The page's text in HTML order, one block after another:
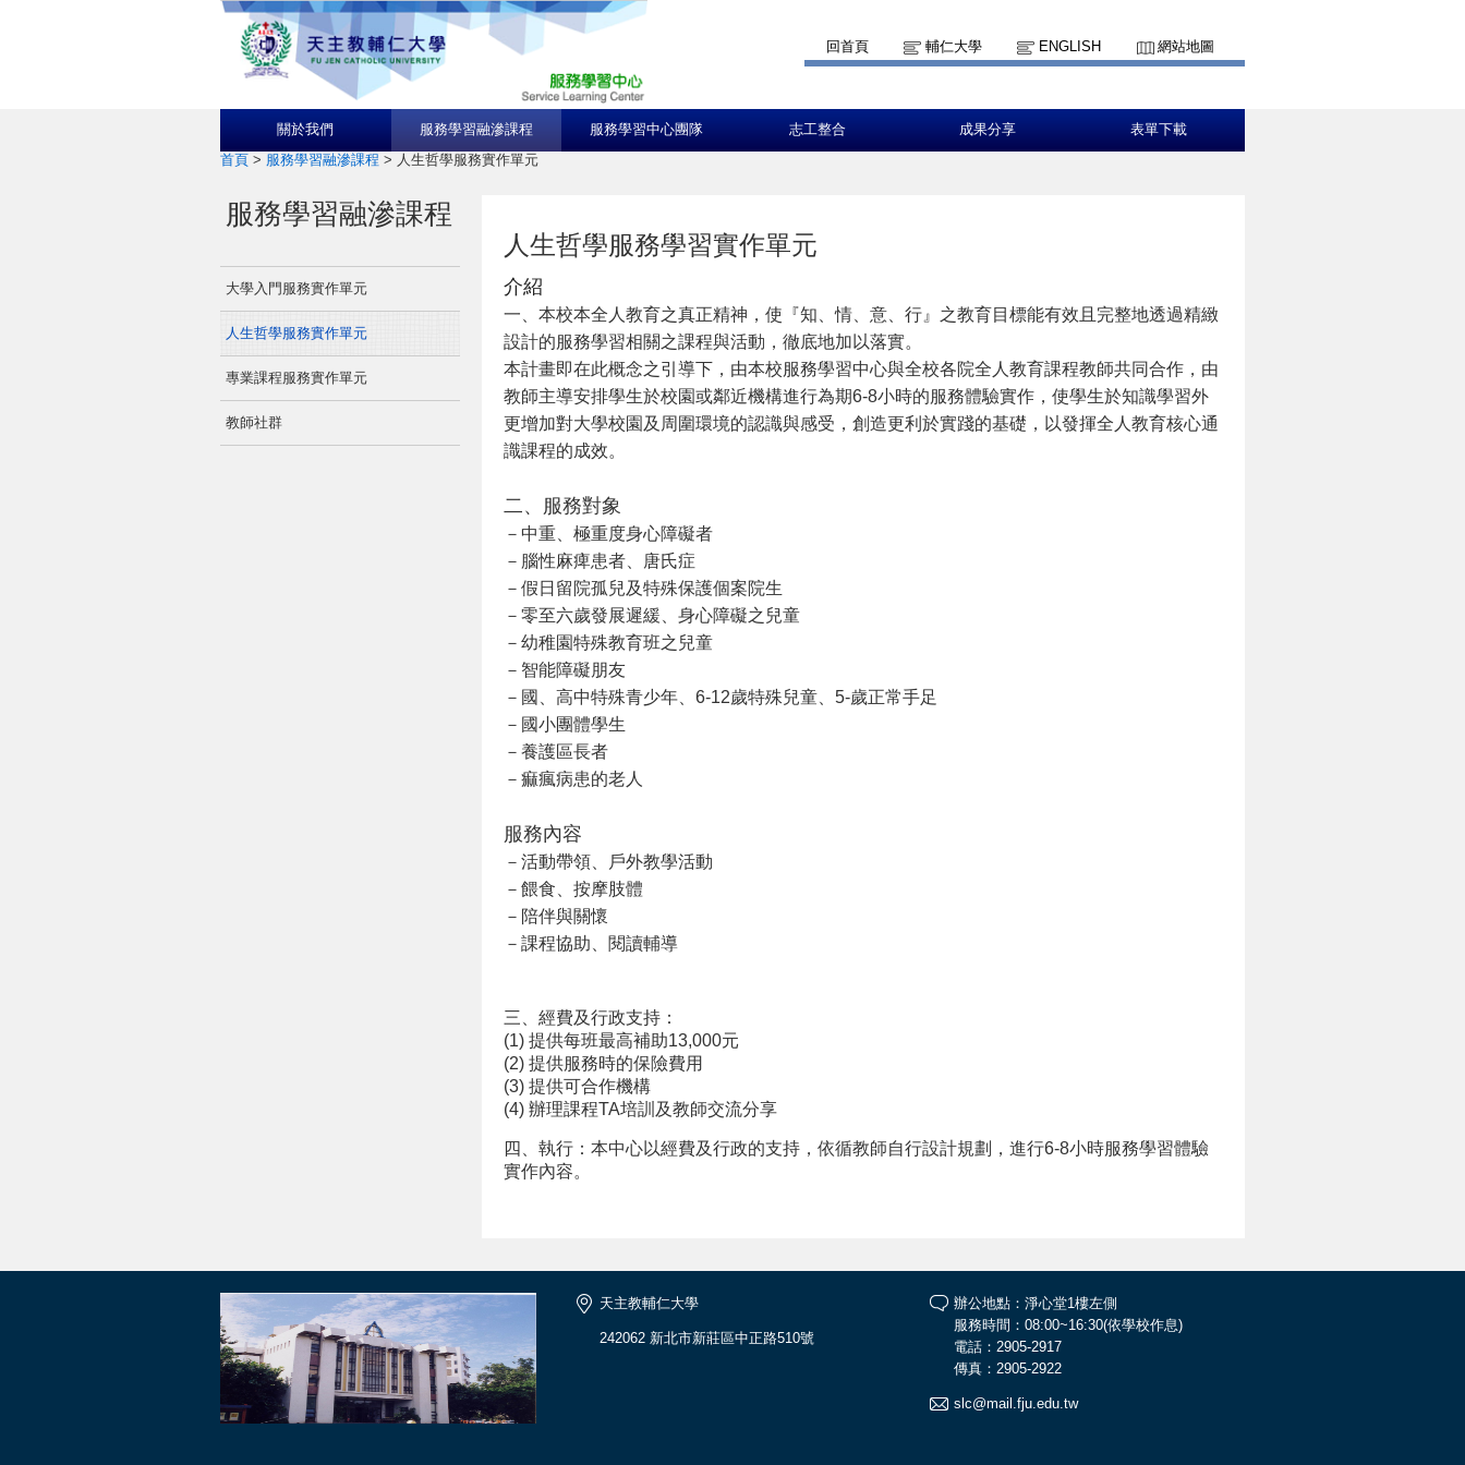
回首頁 輔仁大學 ENGLISH 網站地圖
關於我們 服務學習融滲課程 服務學習中心團隊 志工整合 成果分享 表單下載
首頁 > 服務學習融滲課程 > 人生哲學服務實作單元
服務學習融滲課程
大學入門服務實作單元
人生哲學服務實作單元
專業課程服務實作單元
教師社群
人生哲學服務學習實作單元
介紹
一、本校本全人教育之真正精神，使『知、情、意、行』之教育目標能有效且完整地透過精緻
設計的服務學習相關之課程與活動，徹底地加以落實。
本計畫即在此概念之引導下，由本校服務學習中心與全校各院全人教育課程教師共同合作，由
教師主導安排學生於校園或鄰近機構進行為期6-8小時的服務體驗實作， 使學生於知識學習外
更增加對大學校園及周圍環境的認識與感受，創造更利於實踐的基礎，以發揮全人教育核心通
識課程的成效。
二、服務對象
－中重、極重度身心障礙者
－腦性麻痺患者、唐氏症
－假日留院孤兒及特殊保護個案院生
－零至六歲發展遲緩、身心障礙之兒童
－幼稚園特殊教育班之兒童
－智能障礙朋友
－國、高中特殊青少年、6-12歲特殊兒童、5-歲正常手足
－國小團體學生
－養護區長者
－痲瘋病患的老人
服務內容
－活動帶領、戶外教學活動
－餵食、按摩肢體
－陪伴與關懷
－課程協助、閱讀輔導
三、經費及行政支持：
(1) 提供每班最高補助13,000元
(2) 提供服務時的保險費用
(3) 提供可合作機構
(4) 辦理課程TA培訓及教師交流分享
四、執行：本中心以經費及行政的支持，依循教師自行設計規劃，進行6-8小時服務學習體驗
實作內容。
天主教輔仁大學
242062 新北市新莊區中正路510號
辦公地點：淨心堂1樓左側
服務時間：08:00~16:30(依學校作息)
電話：2905-2917
傳真：2905-2922
slc@mail.fju.edu.tw